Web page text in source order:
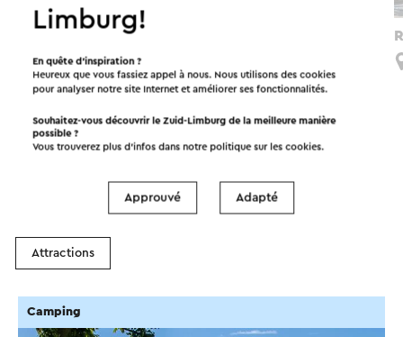
Fietsroute Groenmetropool
Schinnen
À faire dans la région!
Manger et boire
Attractions
Camping
Limburg!
En quête d’inspiration ?
Heureux que vous fassiez appel à nous. Nous utilisons des cookies
pour analyser notre site Internet et améliorer ses fonctionnalités.
Souhaitez-vous découvrir le Zuid-Limburg de la meilleure manière
possible ?
Vous trouverez plus d’infos dans notre politique sur lescookies.
Approuvé Adapté